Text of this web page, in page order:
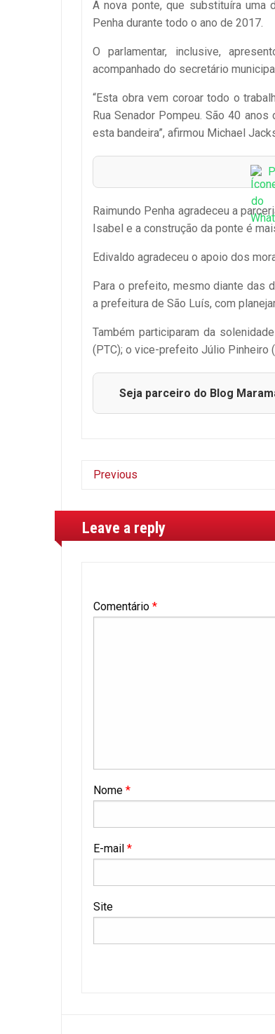
A nova ponte, que substituíra uma
Penha durante todo o ano de 2017.
O parlamentar, inclusive,
acompanhado do secretário
“Esta obra vem coroar todo o
Rua Senador Pompeu. São 40
esta bandeira”, afirmou Michael
Raimundo Penha agradeceu a
Isabel e a construção da ponte é
Edivaldo agradeceu o apoio dos
Para o prefeito, mesmo diante das
a prefeitura de São Luís, com
Também participaram da
(PTC); o vice-prefeito Júlio Pinheiro
Seja parceiro do Blog
Previous
Leave a reply
Comentário *
Nome *
E-mail *
Site